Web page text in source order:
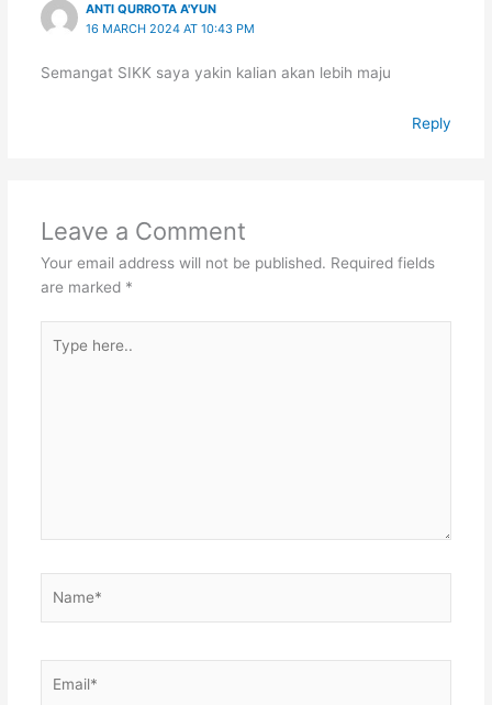
ANTI QURROTA A'YUN
16 MARCH 2024 AT 10:43 PM
Semangat SIKK saya yakin kalian akan lebih maju
Reply
Leave a Comment
Your email address will not be published. Required fields
are marked *
here..